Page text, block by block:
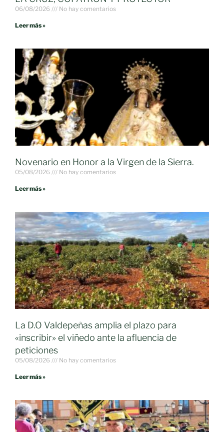
06/08/2026 No hay comentarios
Leer más »
Novenario en Honor a la Virgen de la Sierra.
05/08/2026 No hay comentarios
Leer más »
La D.O Valdepeñas amplia el plazo para
«inscribir» el viñedo ante la afluencia de
peticiones
05/08/2026 No hay comentarios
Leer más »